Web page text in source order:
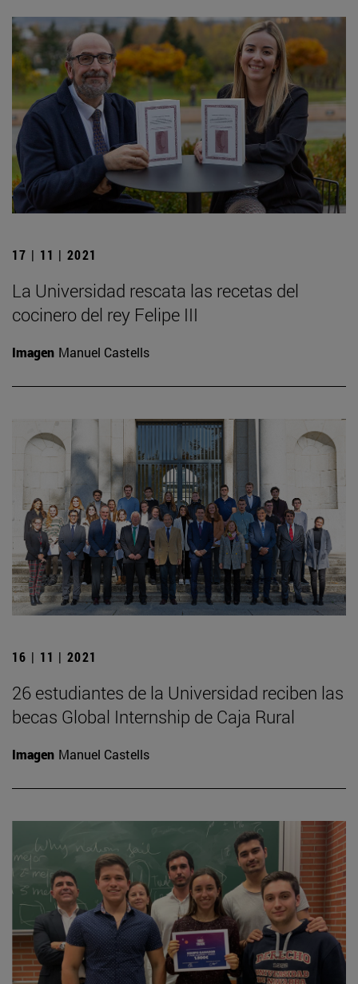
17 | 11 | 2021
La Universidad rescata las recetas del
cocinero del rey Felipe III
Imagen Manuel Castells
16 | 11 | 2021
26 estudiantes de la Universidad reciben las
becas Global Internship de Caja Rural
Imagen Manuel Castells